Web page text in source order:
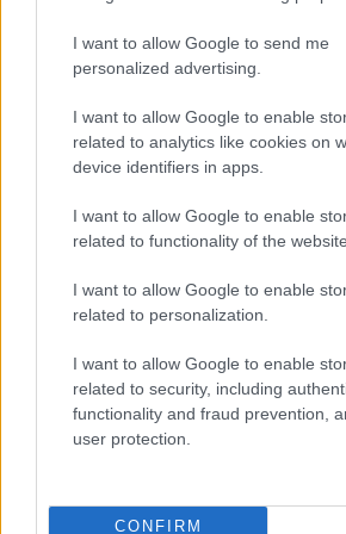
I want to allow Google to send me
personalized advertising.
I want to allow Google to enable
related to analytics like cookies on
device identifiers in apps.
I want to allow Google to enable
related to functionality of the
I want to allow Google to enable
related to personalization.
I want to allow Google to enable
related to security, including
functionality and fraud prevention,
user protection.
CONFIRM
Elezioni Usa, qual è il
potrebbe decidere il
di Mauro della Porta Raffo
30 Maggio 2024, 16:03